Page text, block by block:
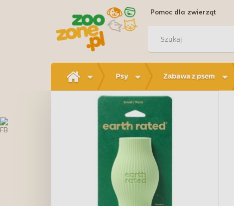
Pomoc dla zwierząt
Psy Zabawa z psem